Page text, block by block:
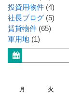
投資用物件 (4)
社長ブログ (5)
賃貸物件 (65)
軍用地 (1)
月
火